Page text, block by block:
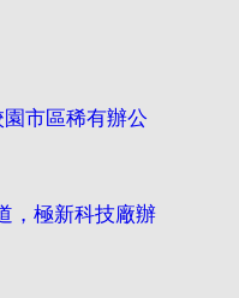
市區稀有辦公
，極新科技廠辦